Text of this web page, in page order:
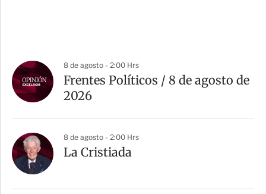
8 de agosto - 2:00 Hrs
Frentes Políticos / 8 de agosto de
2026
8 de agosto - 2:00 Hrs
La Cristiada